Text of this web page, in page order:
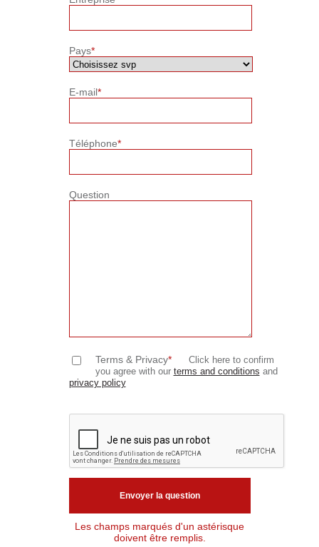
Pays*
E-mail*
Téléphone*
Question
Terms & Privacy*
Click here to confirm
you agree with our terms and conditions and
privacy policy
Les champs marqués d'un astérisque
doivent être remplis.